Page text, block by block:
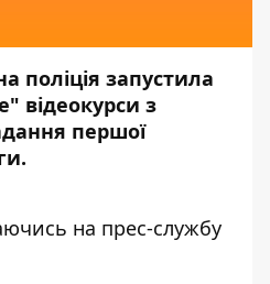
поліція запустила
відеокурси з
першої
на прес-службу